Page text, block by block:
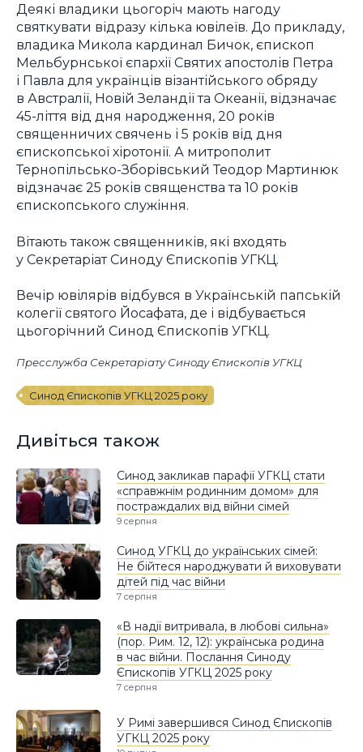
Деякі владики цьогоріч мають нагоду
святкувати відразу кілька ювілеїв. До прикладу,
владика Микола кардинал Бичок, єпископ
Мельбурнської єпархії Святих апостолів Петра
і Павла для українців візантійського обряду
в Австралії, Новій Зеландії та Океанії, відзначає
45-ліття від дня народження, 20 років
священничих свячень і 5 років від дня
єпископської хіротонії. А митрополит
Тернопільсько-Зборівський Теодор Мартинюк
відзначає 25 років священства та 10 років
єпископського служіння.
Вітають також священників, які входять
у Секретаріат Синоду Єпископів УГКЦ.
Вечір ювілярів відбувся в Українській папській
колегії святого Йосафата, де і відбувається
цьогорічний Синод Єпископів УГКЦ.
Пресслужба Секретаріату Синоду Єпископів УГКЦ
Синод Єпископів УГКЦ 2025 року
Дивіться також
Синод закликав парафії УГКЦ стати
«справжнім родинним домом» для
постраждалих від війни сімей
9 серпня
Синод УГКЦ до українських сімей:
Не бійтеся народжувати й виховувати
дітей під час війни
7 серпня
«В надії витривала, в любові сильна»
(пор. Рим. 12, 12): українська родина
в час війни. Послання Синоду
Єпископів УГКЦ 2025 року
7 серпня
У Римі завершився Синод Єпископів
УГКЦ 2025 року